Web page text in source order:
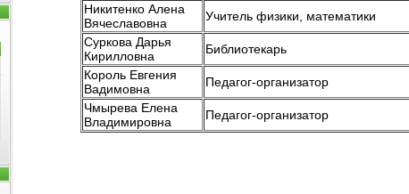
Никитенко Алена
Вячеславовна
Учитель физики, математики
Суркова Дарья
Кирилловна
Библиотекарь
Король Евгения
Вадимовна
Педагог-организатор
Чмырева Елена
Владимировна
Педагог-организатор